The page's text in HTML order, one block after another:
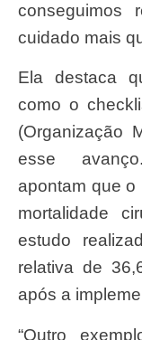
conseguimos
cuidado mais
Ela destaca que a adoção de ferramentas
como o
(Organização
esse
apontam que o
mortalidade
estudo
relativa de
após a
“Outro exemplo é o SCC (Safe Childbirth